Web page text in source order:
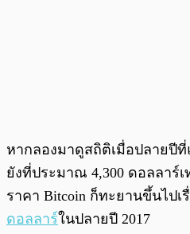
หากลองมาดูสถิติเมื่อปลายปี
ยังที่ประมาณ 4,300 ดอลลาร์
ราคา Bitcoin ก็ทะยานขึ้นไปเ
ดอลลาร์ในปลายปี 2017